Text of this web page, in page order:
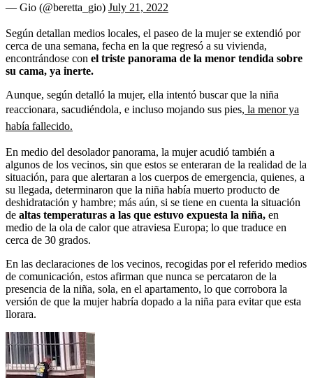
— Gio (@beretta_gio) July 21, 2022
Según detallan medios locales, el paseo de la mujer se extendió por
cerca de una semana, fecha en la que regresó a su vivienda,
encontrándose con el triste panorama de la menor tendida sobre
su cama, ya inerte.
Aunque, según detalló la mujer, ella intentó buscar que la niña
reaccionara, sacudiéndola, e incluso mojando sus pies, la menor ya
había fallecido.
En medio del desolador panorama, la mujer acudió también a
algunos de los vecinos, sin que estos se enteraran de la realidad de la
situación, para que alertaran a los cuerpos de emergencia, quienes, a
su llegada, determinaron que la niña había muerto producto de
deshidratación y hambre; más aún, si se tiene en cuenta la situación
de altas temperaturas a las que estuvo expuesta la niña, en
medio de la ola de calor que atraviesa Europa; lo que traduce en
cerca de 30 grados.
En las declaraciones de los vecinos, recogidas por el referido medios
de comunicación, estos afirman que nunca se percataron de la
presencia de la niña, sola, en el apartamento, lo que corrobora la
versión de que la mujer habría dopado a la niña para evitar que esta
llorara.